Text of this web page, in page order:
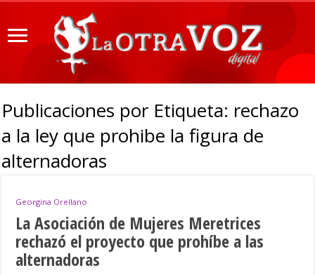
Publicaciones por Etiqueta: rechazo
a la ley que prohibe la figura de
alternadoras
Georgina Orellano
La Asociación de Mujeres Meretrices
rechazó el proyecto que prohíbe a las
alternadoras